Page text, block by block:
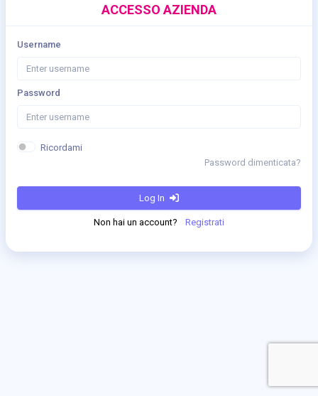
ACCESSO AZIENDA
Username
Password
Ricordami
Password dimenticata?
Log In
Non hai un account? Registrati